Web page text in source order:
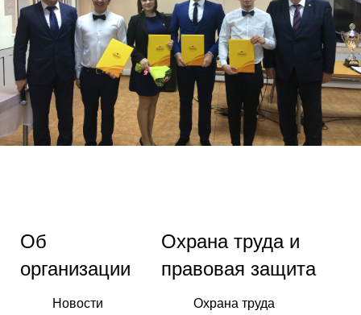
Об
организации
Новости
Охрана труда и
правовая защита
Охрана труда